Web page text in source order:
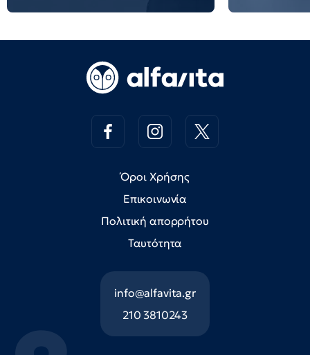
Όροι Χρήσης
Επικοινωνία
Πολιτική απορρήτου
Ταυτότητα
info@alfavita.gr
210 3810243